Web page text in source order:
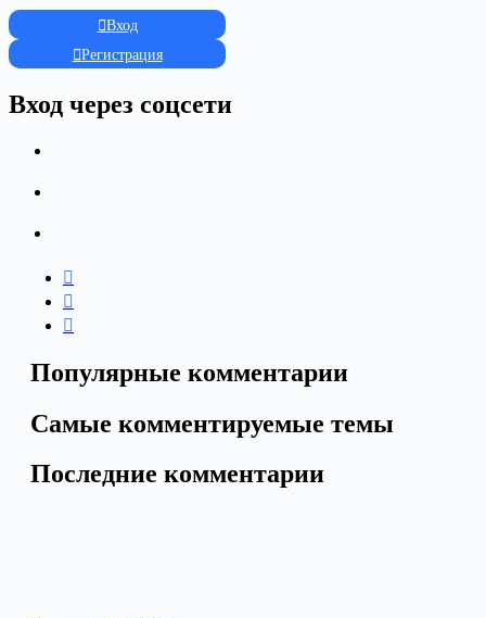
Вход
Регистрация
Вход через соцсети
Популярные комментарии
Самые комментируемые темы
Последние комментарии